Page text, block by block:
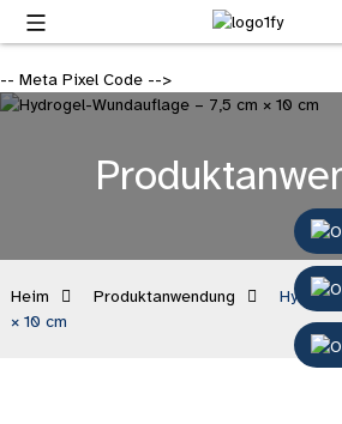
-- Meta Pixel Code -->
Heim Produktanwendung
× 10 cm